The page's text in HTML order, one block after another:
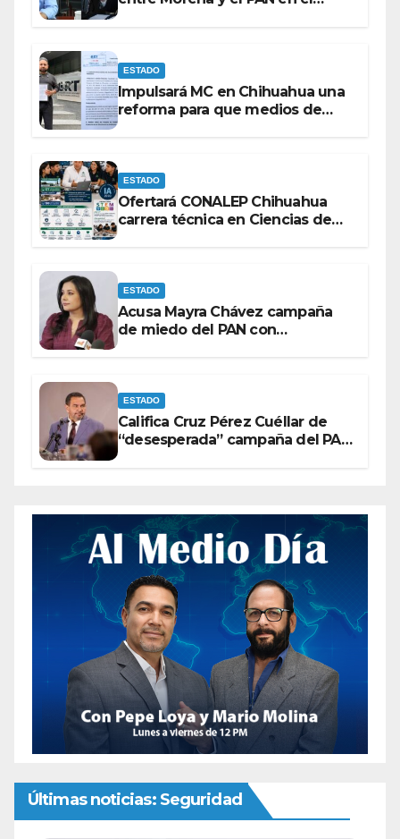
ESTADO
Impulsará MC en Chihuahua una
reforma para que medios de
ESTADO
Ofertará CONALEP Chihuahua
carrera técnica en Ciencias de
ESTADO
Acusa Mayra Chávez campaña
de miedo del PAN con
ESTADO
Califica Cruz Pérez Cuéllar de
“desesperada” campaña del PAN
Últimas noticias: Seguridad